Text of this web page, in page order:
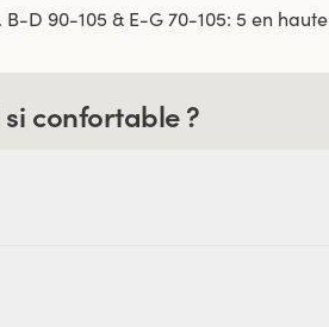
D 90-105 & E-G 70-105: 5 en
confortable ?